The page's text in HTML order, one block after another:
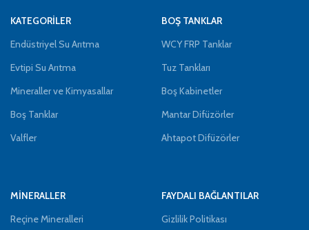
KATEGORİLER
Endüstriyel Su Arıtma
Evtipi Su Arıtma
Mineraller ve Kimyasallar
Boş Tanklar
Valfler
BOŞ TANKLAR
WCY FRP Tanklar
Tuz Tankları
Boş Kabinetler
Mantar Difüzörler
Ahtapot Difüzörler
MİNERALLER
Reçine Mineralleri
FAYDALI BAĞLANTILAR
Gizlilik Politikası